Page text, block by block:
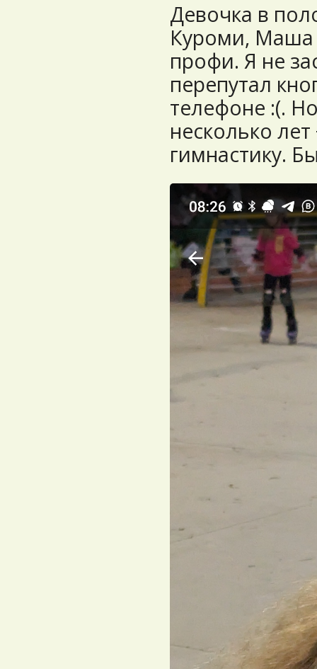
Девочка в
Куроми, Маша
профи. Я не
перепутал
телефоне :(.
несколько
гимнастику.